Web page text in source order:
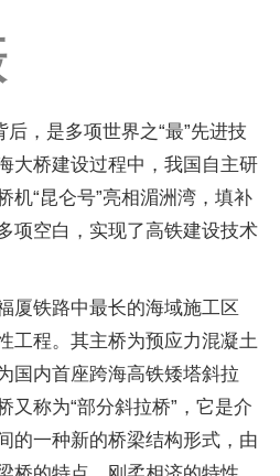
后，是多项世界之“最”先进技
大桥建设过程中，我国自主研
机“昆仑号”亮相湄洲湾，填补
项空白，实现了高铁建设技术
厦铁路中最长的海域施工区
工程。其主桥为预应力混凝土
国内首座跨海高铁矮塔斜拉
又称为“部分斜拉桥”，它是介
的一种新的桥梁结构形式，由